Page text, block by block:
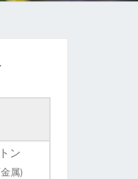
ン
属)